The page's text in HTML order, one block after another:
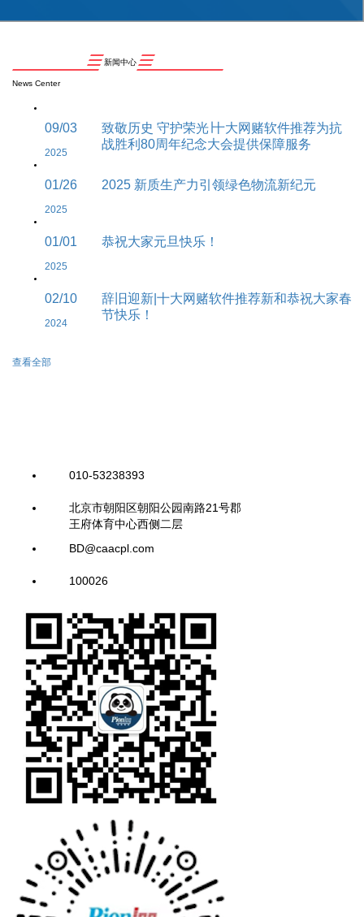
新闻中心
News Center
09/03
2025
致敬历史 守护荣光∣十大网赌软件推荐为抗
战胜利80周年纪念大会提供保障服务
01/26
2025
2025 新质生产力引领绿色物流新纪元
01/01
2025
恭祝大家元旦快乐！
02/10
2024
辞旧迎新|十大网赌软件推荐新和恭祝大家春
节快乐！
查看全部
010-53238393
北京市朝阳区朝阳公园南路21号郡
王府体育中心西侧二层
BD@caacpl.com
100026